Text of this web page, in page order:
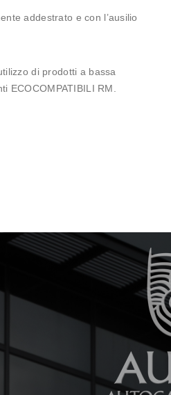
addestrato e con l’ausilio
di prodotti a bassa
ECOCOMPATIBILI RM.